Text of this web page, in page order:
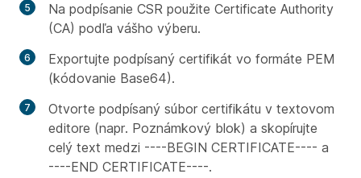
Na podpísanie CSR použite Certificate Authority
(CA) podľa vášho výberu.
Exportujte podpísaný certifikát vo formáte PEM
(kódovanie Base64).
Otvorte podpísaný súbor certifikátu v textovom
editore (napr. Poznámkový blok) a skopírujte
celý text medzi ----BEGIN CERTIFICATE---- a
----END CERTIFICATE----.